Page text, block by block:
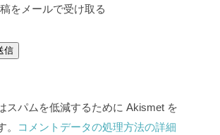
をメールで受け取る
スパムを低減するために Akismet を
コメントデータの処理方法の詳細